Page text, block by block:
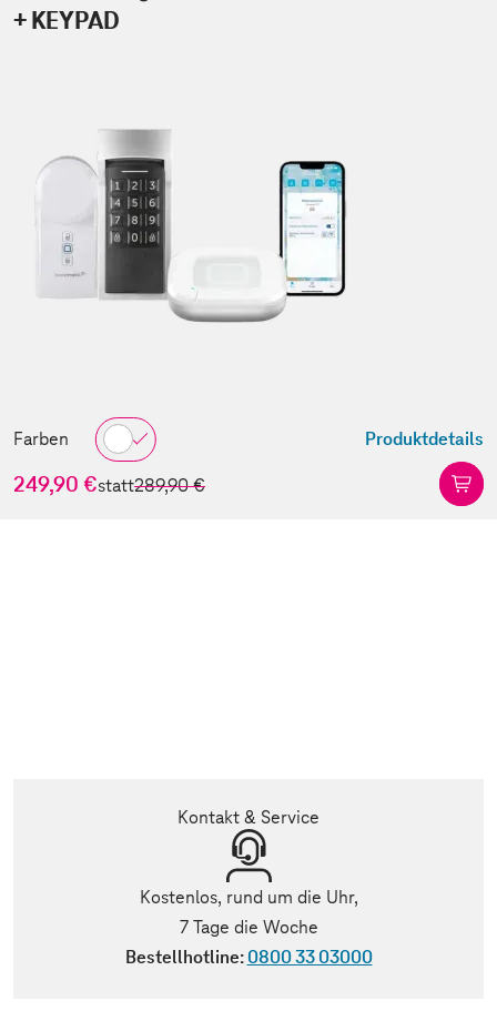
+ KEYPAD
Farben Produktdetails
249,90 €statt289,90 €
Kontakt & Service
Kostenlos, rund um die Uhr,
7 Tage die Woche
Bestellhotline:0800 33 03000